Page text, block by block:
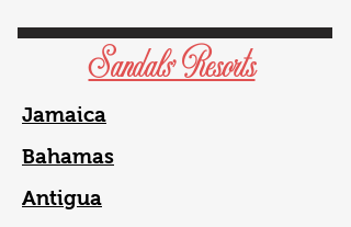
Sandals' Resorts
Jamaica
Bahamas
Antigua